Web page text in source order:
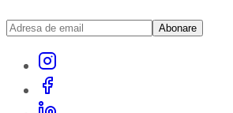
Abonare